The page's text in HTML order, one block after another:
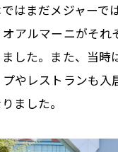
はまだメジャーで
アルマーニがそれ
した。また、当時
やレストランも入
ました。